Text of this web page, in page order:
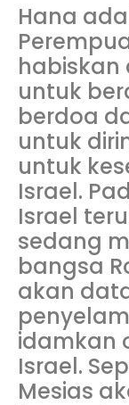
Hana
habiskan
untuk
berdoa
untuk
untuk
Israel.
Israel
sedang
bangsa
akan
idamkan
Israel.
Mesias